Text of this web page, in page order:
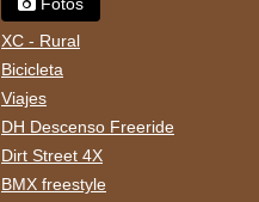
Fotos
XC - Rural
Bicicleta
Viajes
DH Descenso Freeride
Dirt Street 4X
BMX freestyle